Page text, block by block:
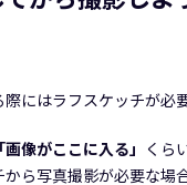
にはラフスケッチが必要
「画像がここに入る」 くら
ら写真撮影が必要な場